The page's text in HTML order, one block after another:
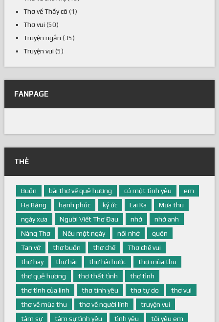
Thơ về Thầy cô (1)
Thơ vui (50)
Truyện ngắn (35)
Truyện vui (5)
FANPAGE
THẺ
Buồn bài thơ về quê hương có một tình yêu
em
Hạ Băng
hạnh phúc ký ức Lai Ka
Mưa thu
ngày xưa
Người Viết Thơ Đau nhớ
nhớ anh
Nàng Thơ
Nếu một ngày nối nhớ
quên
Tan vỡ
thơ buồn thơ chế
Thơ chế vui
thơ hay
thơ hài thơ hài hước
thơ mùa thu
thơ quê hương
thơ thất tình
thơ tình
thơ tình của lính
thơ tình yêu thơ tự do
thơ vui
thơ về mùa thu
thơ về người lính
truyện vui
tâm sự
tâm sự tình yêu tình yêu
tôi yêu em